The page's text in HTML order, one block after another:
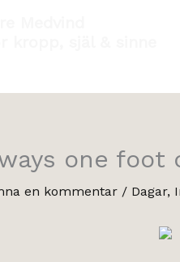
one foot
en kommentar / Dagar,